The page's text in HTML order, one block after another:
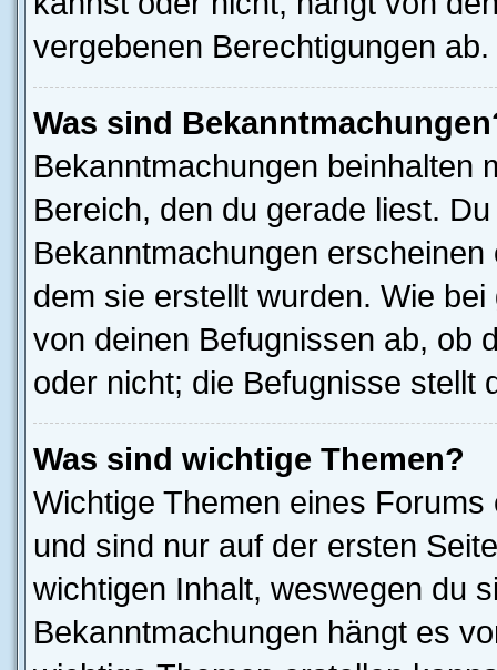
vergebenen Berechtigungen ab.
Was sind
Bekanntmachungen beinhalten
Bereich, den du gerade liest.
Bekanntmachungen
dem sie erstellt wurden. Wie
von deinen Befugnissen ab, ob
oder nicht; die Befugnisse stellt
Was sind wichtige Themen?
Wichtige Themen eines
und sind nur auf der ersten
wichtigen Inhalt, weswegen du
Bekanntmachungen hängt es